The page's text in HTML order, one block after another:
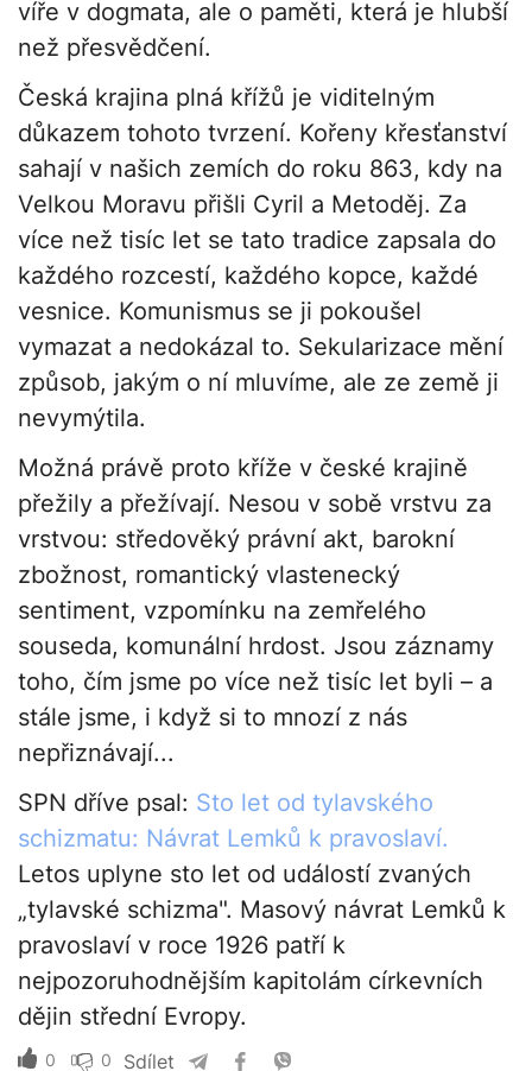
víře v dogmata, ale o paměti, která je hlubší
než přesvědčení.
Česká krajina plná křížů je viditelným
důkazem tohoto tvrzení. Kořeny křesťanství
sahají v našich zemích do roku 863, kdy na
Velkou Moravu přišli Cyril a Metoděj. Za
více než tisíc let se tato tradice zapsala do
každého rozcestí, každého kopce, každé
vesnice. Komunismus se ji pokoušel
vymazat a nedokázal to. Sekularizace mění
způsob, jakým o ní mluvíme, ale ze země ji
nevymýtila.
Možná právě proto kříže v české krajině
přežily a přežívají. Nesou v sobě vrstvu za
vrstvou: středověký právní akt, barokní
zbožnost, romantický vlastenecký
sentiment, vzpomínku na zemřelého
souseda, komunální hrdost. Jsou záznamy
toho, čím jsme po více než tisíc let byli – a
stále jsme, i když si to mnozí z nás
nepřiznávají...
SPN dříve psal: Sto let od tylavského
schizmatu: Návrat Lemků k pravoslaví.
Letos uplyne sto let od událostí zvaných
„tylavské schizma". Masový návrat Lemků k
pravoslaví v roce 1926 patří k
nejpozoruhodnějším kapitolám církevních
dějin střední Evropy.
0 0 Sdílet